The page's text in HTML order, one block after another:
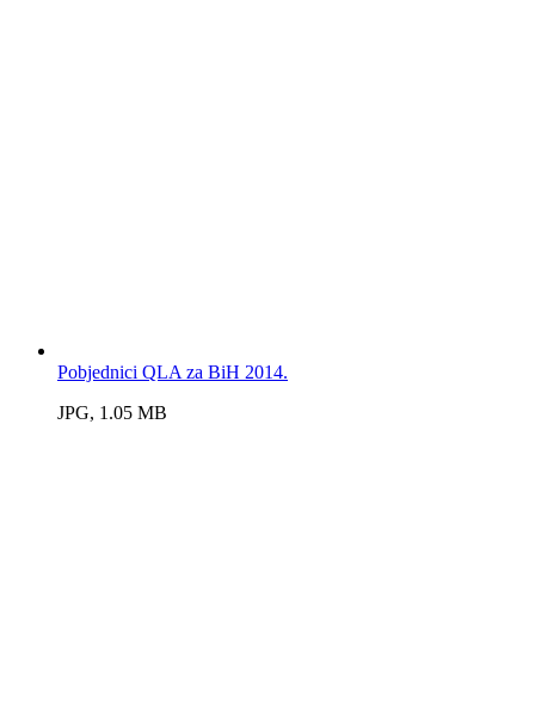
Pobjednici QLA za BiH 2014.
JPG, 1.05 MB